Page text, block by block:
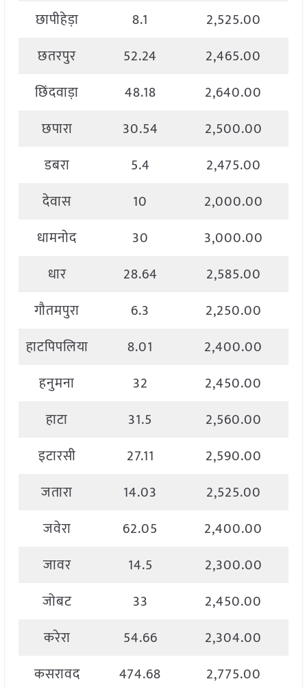
छापीहेड़ा 8.1
2,525.00
छतरपुर
52.24
2,465.00
छिंदवाड़ा
48.18
2,640.00
छपारा
30.54
2,500.00
डबरा
5.4
2,475.00
देवास
10
2,000.00
धामनोद
30
3,000.00
धार
28.64
2,585.00
गौतमपुरा
6.3
2,250.00
हाटपिपलिया
8.01
2,400.00
हनुमना
32
2,450.00
हाटा
31.5
2,560.00
इटारसी
27.11
2,590.00
जतारा
14.03
2,525.00
जवेरा
62.05
2,400.00
जावर
14.5
2,300.00
जोबट
33
2,450.00
करेरा
54.66
2,304.00
कसरावद
474.68
2,775.00